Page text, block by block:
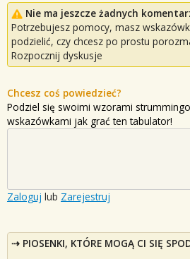
Nie ma jeszcze żadnych
Potrzebujesz pomocy, masz
podzielić, czy chcesz po prostu
Rozpocznij dyskusje
Chcesz coś powiedzieć?
Podziel się swoimi wzorami
wskazówkami jak grać ten tabulator!
Zaloguj lub Zarejestruj
PIOSENKI, KTÓRE MOGĄ CI SIĘ